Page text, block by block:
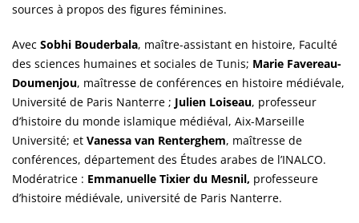
sources à propos des figures féminines.
Avec Sobhi Bouderbala, maître-assistant en histoire, Faculté
des sciences humaines et sociales de Tunis; Marie Favereau-
Doumenjou, maîtresse de conférences en histoire médiévale,
Université de Paris Nanterre ; Julien Loiseau, professeur
d’histoire du monde islamique médiéval, Aix-Marseille
Université; et Vanessa van Renterghem, maîtresse de
conférences, département des Études arabes de l’INALCO.
Modératrice : Emmanuelle Tixier du Mesnil, professeure
d’histoire médiévale, université de Paris Nanterre.